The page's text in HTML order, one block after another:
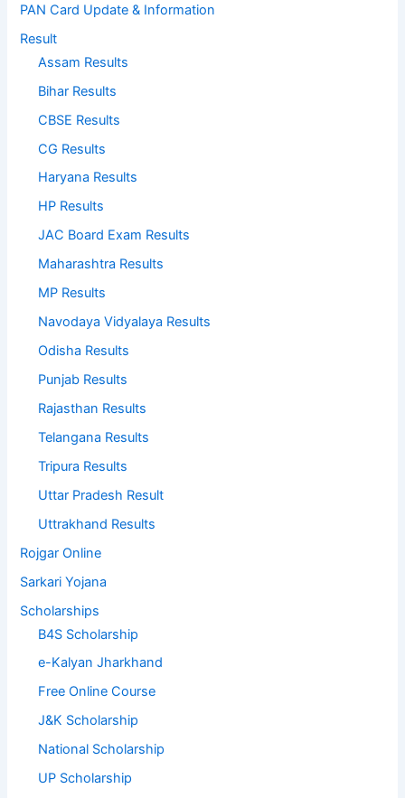
PAN Card Update & Information
Result
Assam Results
Bihar Results
CBSE Results
CG Results
Haryana Results
HP Results
JAC Board Exam Results
Maharashtra Results
MP Results
Navodaya Vidyalaya Results
Odisha Results
Punjab Results
Rajasthan Results
Telangana Results
Tripura Results
Uttar Pradesh Result
Uttrakhand Results
Rojgar Online
Sarkari Yojana
Scholarships
B4S Scholarship
e-Kalyan Jharkhand
Free Online Course
J&K Scholarship
National Scholarship
UP Scholarship